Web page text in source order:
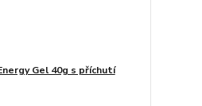
Gel 40g s příchutí